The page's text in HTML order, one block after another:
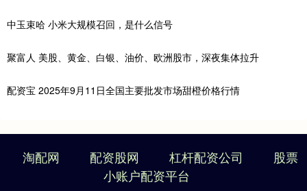
中玉束哈 小米大规模召回，是什么信号
聚富人 美股、黄金、白银、油价、欧洲股市，深夜集体拉升
配资宝 2025年9月11日全国主要批发市场甜橙价格行情
淘配网 配资股网 杠杆配资公司
股票
小账户配资平台